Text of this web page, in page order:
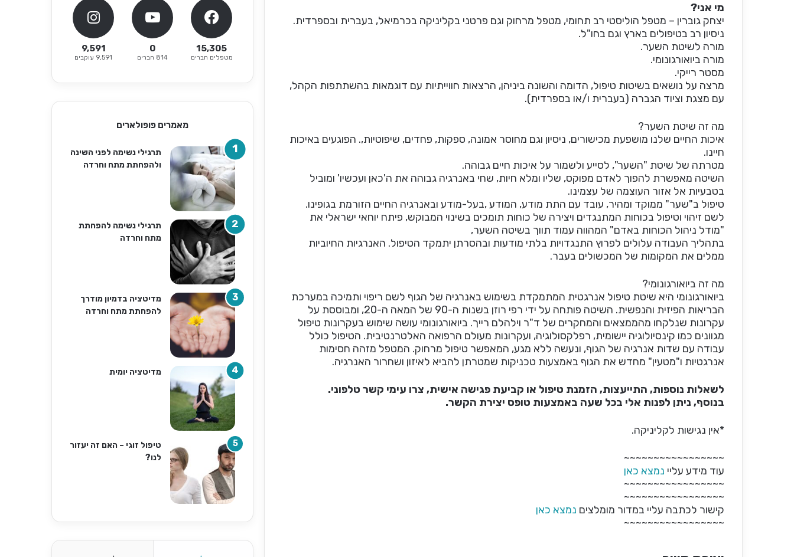
מי אני?
יצחק גוברין – מטפל הוליסטי רב תחומי, מטפל מרחוק וגם פרטני בקליניקה בכרמיאל, בעברית ובספרדית.
ניסיון רב בטיפולים בארץ וגם בחו"ל.
מורה לשיטת השער.
מורה ביואורגונומי.
מסטר רייקי.
מרצה על נושאים בשיטות טיפול, הדומה והשונה ביניהן, הרצאות חווייתיות עם דוגמאות בהשתתפות הקהל,
עם מצגת וציוד הגברה (בעברית ו/או בספרדית).
מה זה שיטת השער?
איכות החיים שלנו מושפעת מכישורים, ניסיון וגם מחוסר אמונה, ספקות, פחדים, שיפוטיות,. הפוגעים באיכות
חיינו.
מטרתה של שיטת "השער", לסייע ולשמור על איכות חיים גבוהה.
השיטה מאפשרת להפוך לאדם מפוקס, שליו ומלא חיות, שחי באנרגיה גבוהה את ה'כאן ועכשיו' ומוביל
בטבעיות אל אזור העוצמה של עצמינו.
טיפול ב"שער" ממוקד ומהיר, עובד עם התת מודע, המודע ,בעל-מודע ובאנרגיה החיים הזורמת בגופינו.
לשם זיהוי וטיפול בכוחות המתנגדים ויצירה של כוחות תומכים בשינוי המבוקש, פיתח יוחאי ישראלי את
"מודל ניהול הכוחות באדם" המהווה עמוד תווך בשיטה השער,
בתהליך העבודה עלולים לפרוץ התנגדויות בלתי מודעות ובהסרתן יתמקד הטיפול. האנרגיות החיוביות
ממלים את המקומות של המכשולים בעבר.
מה זה ביואורגונומי?
ביואורגונומי היא שיטת טיפול אנרגטית המתמקדת בשימוש באנרגיה של הגוף לשם ריפוי ותמיכה במערכת
הבריאות הפיזית והנפשית. השיטה פותחה על ידי רפי רוזן בשנות ה-90 של המאה ה-20, ומבוססת על
עקרונות שנלקחו מהממצאים והמחקרים של ד"ר וילהלם רייך. ביואורגונומי עושה שימוש בעקרונות טיפול
מגוונים כמו קינסיולוגיה יישומית, רפלקסולוגיה, ועקרונות מעולם הרפואה האלטרנטיבית. הטיפול כולל
עבודה עם שדות אנרגיה של הגוף, ונעשה ללא מגע, המאפשר טיפול מרחוק. המטפל מזהה חסימות
אנרגטיות ו"מטעין" מחדש את הגוף באמצעות טכניקות שמטרתן להביא לאיזון ושחרור האנרגיה.
לשאלות נוספות, התייעצות, הזמנת טיפול או קביעת פגישה אישית, צרו עימי קשר טלפוני.
בנוסף, ניתן לפנות אלי בכל שעה באמצעות טופס יצירת הקשר.
*אין נגישות לקליניקה.
~~~~~~~~~~~~~~~~~
עוד מידע עליי נמצא כאן
~~~~~~~~~~~~~~~~~
~~~~~~~~~~~~~~~~~
קישור לכתבה עליי במדור מומלצים נמצא כאן
~~~~~~~~~~~~~~~~~
15,305
מטפלים חברים
0
814 חברים
9,591
9,591 עוקבים
מאמרים פופולארים
תרגילי נשימה לפני השינה
ולהפחתת מתח וחרדה
תרגילי נשימה להפחתת
מתח וחרדה
מדיטציה בדמיון מודרך
להפחתת מתח וחרדה
מדיטציה יומית
טיפול זוגי – האם זה יעזור
לנו?